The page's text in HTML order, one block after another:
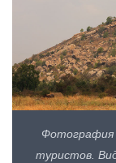
туристов.